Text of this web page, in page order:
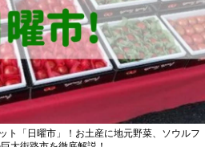
ト「日曜市」！お土産に地元野菜、ソウルフ